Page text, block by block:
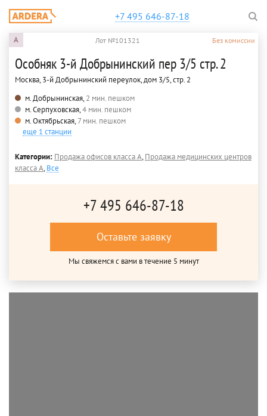
+7 495 646-87-18
A Лот №101321 Без комиссии
Особняк 3-й Добрынинский пер 3/5 стр. 2
Москва, 3-й Добрынинский переулок, дом 3/5, стр. 2
м. Добрынинская,2 мин. пешком
м. Серпуховская,4 мин. пешком
м. Октябрьская,7 мин. пешком
еще 1 станции
Категории: Продажа офисов класса A,Продажа медицинских центров
класса A,Все
+7 495 646-87-18
Оставьте заявку
Мы свяжемся с вами в течение 5 минут